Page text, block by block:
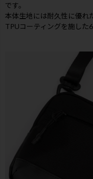
です。
本体生地には耐久性に優れ
TPUコーティングを施した